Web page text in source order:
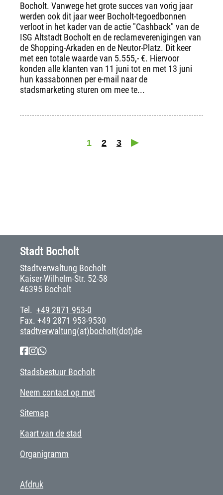
Bocholt. Vanwege het grote succes van vorig jaar
werden ook dit jaar weer Bocholt-tegoedbonnen
verloot in het kader van de actie "Cashback" van de
ISG Altstadt Bocholt en de reclameverenigingen van
de Shopping-Arkaden en de Neutor-Platz. Dit keer
met een totale waarde van 5.555,- €. Hiervoor
konden alle klanten van 11 juni tot en met 13 juni
hun kassabonnen per e-mail naar de
stadsmarketing sturen om mee te...
1 2 3
Stadt Bocholt
Stadtverwaltung Bocholt
Kaiser-Wilhelm-Str. 52-58
46395 Bocholt
Tel. +49 2871 953-0
Fax. +49 2871 953-9530
stadtverwaltung(at)bocholt(dot)de
Stadsbestuur Bocholt
Neem contact op met
Sitemap
Kaart van de stad
Organigramm
Afdruk